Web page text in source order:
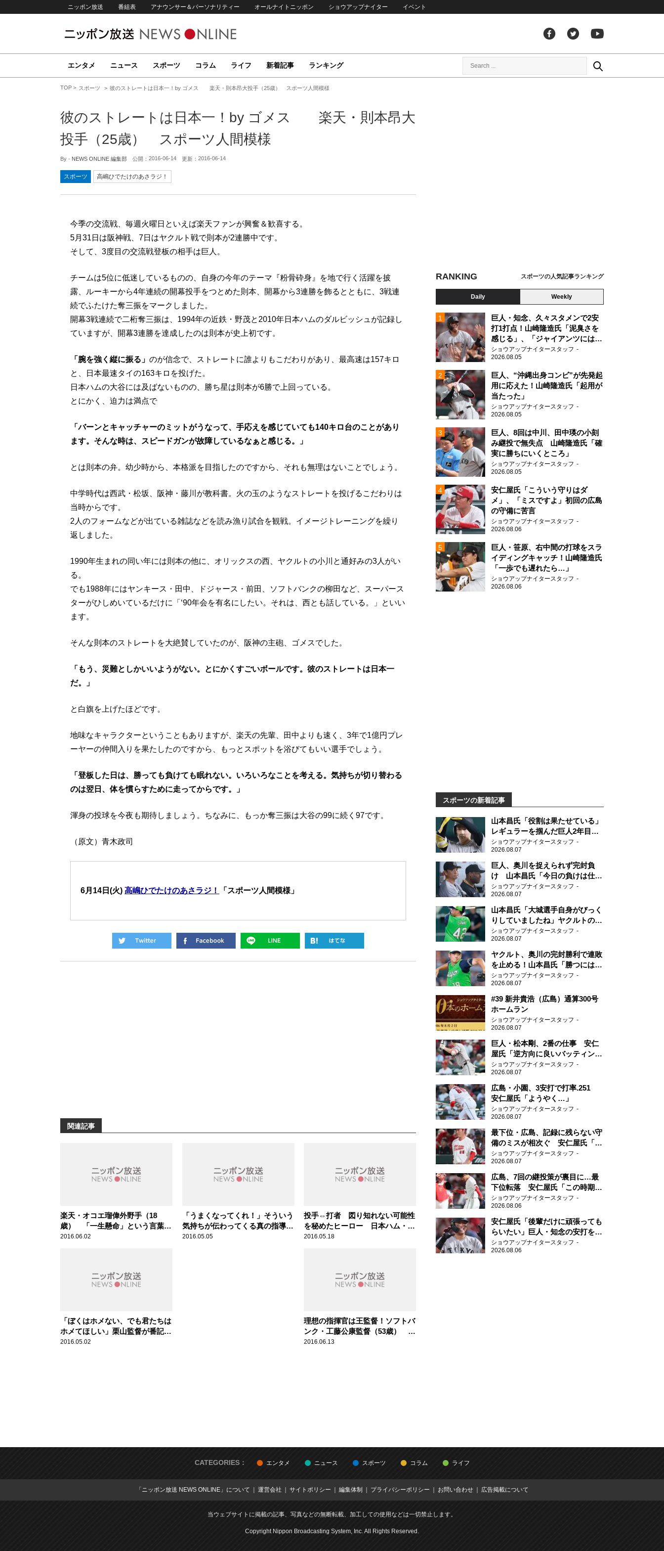
ニッポン放送 番組表 アナウンサー＆パーソナリティー オールナイトニッポン ショウアップナイター イベント
エンタメ ニュース スポーツ コラム ライフ 新着記事 ランキング
TOP スポーツ 彼のストレートは日本一！by ゴメス 楽天・則本昂大投手（25歳） スポーツ人間模様
彼のストレートは日本一！by ゴメス 楽天・則本昂大
投手（25歳） スポーツ人間模様
By - NEWS ONLINE 編集部 公開： 2016-06-14 更新： 2016-06-14
スポーツ 高嶋ひでたけのあさラジ！
今季の交流戦、毎週火曜日といえば楽天ファンが興奮＆歓喜する。
5月31日は阪神戦、7日はヤクルト戦で則本が2連勝中です。
そして、3度目の交流戦登板の相手は巨人。
チームは5位に低迷しているものの、自身の今年のテーマ『粉骨砕身』を地で行く活躍を披
露、ルーキーから4年連続の開幕投手をつとめた則本、開幕から3連勝を飾るとともに、3戦連
続でふたけた奪三振をマークしました。
開幕3戦連続で二桁奪三振は、1994年の近鉄・野茂と2010年日本ハムのダルビッシュが記録し
ていますが、開幕3連勝を達成したのは則本が史上初です。
「腕を強く縦に振る」 のが信念で、ストレートに誰よりもこだわりがあり、最高速は157キロ
と、日本最速タイの163キロを投げた。
日本ハムの大谷には及ばないものの、勝ち星は則本が6勝で上回っている。
とにかく、迫力は満点で
「バーンとキャッチャーのミットがうなって、手応えを感じていても140キロ台のことがあり
ます。そんな時は、スピードガンが故障しているなぁと感じる。」
とは則本の弁。幼少時から、本格派を目指したのですから、それも無理はないことでしょう。
中学時代は西武・松坂、阪神・藤川が教科書。火の玉のようなストレートを投げるこだわりは
当時からです。
2人のフォームなどが出ている雑誌などを読み漁り試合を観戦。イメージトレーニングを繰り
返しました。
1990年生まれの同い年には則本の他に、オリックスの西、ヤクルトの小川と通好みの3人がい
る。
でも1988年にはヤンキース・田中、ドジャース・前田、ソフトバンクの柳田など、スーパース
ターがひしめいているだけに「‘90年会を有名にしたい。それは、西とも話している。」といい
ます。
そんな則本のストレートを大絶賛していたのが、阪神の主砲、ゴメスでした。
「もう、災難としかいいようがない。とにかくすごいボールです。彼のストレートは日本一
だ。」
と白旗を上げたほどです。
地味なキャラクターということもありますが、楽天の先輩、田中よりも速く、3年で1億円プレ
ーヤーの仲間入りを果たしたのですから、もっとスポットを浴びてもいい選手でしょう。
「登板した日は、勝っても負けても眠れない。いろいろなことを考える。気持ちが切り替わる
のは翌日、体を慣らすために走ってからです。」
渾身の投球を今夜も期待しましょう。ちなみに、もっか奪三振は大谷の99に続く97です。
（原文）青木政司
6月14日(火) 高嶋ひでたけのあさラジ！ 「スポーツ人間模様」
関連記事
楽天・オコエ瑠偉外野手（18
歳） 「一生懸命」という言葉が
これほど似合う選手はいないでし
2016.06.02
「うまくなってくれ！」そういう
気持ちが伝わってくる真の指導
者！阪神・掛布雅之2軍監督（60
2016.05.05
投手⇔打者 図り知れない可能性
を秘めたヒーロー 日本ハム・大
谷翔平投手（21歳） スポーツ人
2016.05.18
「ぼくはホメない、でも君たちは
ホメてほしい」栗山監督が番記者
にソッと頭をさげる。。。日本ハ
2016.05.02
理想の指揮官は王監督！ソフトバ
ンク・工藤公康監督（53歳） ス
ポーツ人間模様
2016.06.13
RANKING スポーツの人気記事ランキング
Daily Weekly
巨人・知念、久々スタメンで2安
打1打点！山崎隆造氏「泥臭さを
感じる」、「ジャイアンツには少
ないタイプ」
ショウアップナイタースタッフ
2026.08.05
巨人、“沖縄出身コンビ”が先発起
用に応えた！山崎隆造氏「起用が
当たった」
ショウアップナイタースタッフ
2026.08.05
巨人、8回は中川、田中瑛の小刻
み継投で無失点 山崎隆造氏「確
実に勝ちにいくところ」
ショウアップナイタースタッフ
2026.08.05
安仁屋氏「こういう守りはダ
メ」、「ミスですよ」初回の広島
の守備に苦言
ショウアップナイタースタッフ
2026.08.06
巨人・笹原、右中間の打球をスラ
イディングキャッチ！山崎隆造氏
「一歩でも遅れたら…」
ショウアップナイタースタッフ
2026.08.06
スポーツの新着記事
山本昌氏「役割は果たせている」
レギュラーを掴んだ巨人2年目の
新人王候補
ショウアップナイタースタッフ
2026.08.07
巨人、奥川を捉えられず完封負
け 山本昌氏「今日の負けは仕方
がない」
ショウアップナイタースタッフ
2026.08.07
山本昌氏「大城選手自身がびっく
りしていましたね」ヤクルトのフ
ァースト・澤井の判断を評価
ショウアップナイタースタッフ
2026.08.07
ヤクルト、奥川の完封勝利で連敗
を止める！山本昌氏「勝つにはこ
ういう形しかない」
ショウアップナイタースタッフ
2026.08.07
#39 新井貴浩（広島）通算300号
ホームラン
ショウアップナイタースタッフ
2026.08.07
巨人・松本剛、2番の仕事 安仁
屋氏「逆方向に良いバッティン
グ」
ショウアップナイタースタッフ
2026.08.07
広島・小園、3安打で打率.251
安仁屋氏「ようやく…」
ショウアップナイタースタッフ
2026.08.07
最下位・広島、記録に残らない守
備のミスが相次ぐ 安仁屋氏「最
近守りのミスが多い」
ショウアップナイタースタッフ
2026.08.07
広島、7回の継投策が裏目に…最
下位転落 安仁屋氏「この時期に
来て勉強はない」
ショウアップナイタースタッフ
2026.08.06
安仁屋氏「後輩だけに頑張っても
らいたい」巨人・知念の安打を喜
ぶ
ショウアップナイタースタッフ
2026.08.06
CATEGORIES： エンタメ ニュース スポーツ コラム ライフ
「ニッポン放送 NEWS ONLINE」について 運営会社 サイトポリシー 編集体制 プライバシーポリシー お問い合わせ 広告掲載について
当ウェブサイトに掲載の記事、写真などの無断転載、加工しての使用などは一切禁止します。
Copyright Nippon Broadcasting System, Inc. All Rights Reserved.